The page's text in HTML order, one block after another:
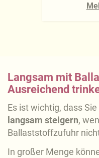
Langsam mit
Ausreichend
Es ist wichtig, dass
langsam steigern,
Ballaststoffzufuhr
In großer Menge